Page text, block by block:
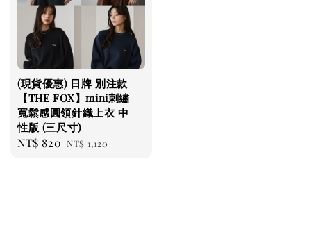
(現貨優惠) 日牌 別注款
【THE FOX】mini刺繡
寬鬆感圓領針織上衣 中
性版 (三尺寸)
Sale
NT$ 820 Regular
NT$ 1,120